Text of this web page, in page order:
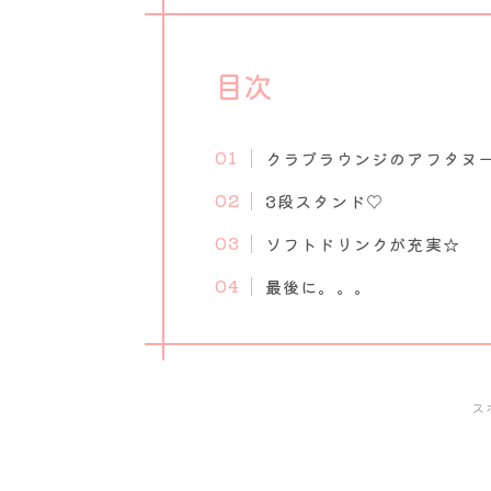
目次
クラブラウンジのアフタヌ
3段スタンド♡
ソフトドリンクが充実☆
最後に。。。
ス